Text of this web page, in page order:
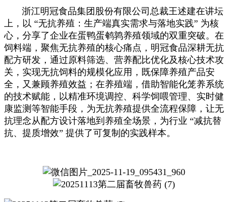
浙江明冠食品集团股份有限公司总裁王述建在讲坛
上，以 “无抗养殖：生产端真实需求与落地实践” 为核
心，分享了企业在蛋鸭蛋鹌鹑养殖领域的双重突破。在
饲料端，聚焦无抗养殖的核心痛点，明冠食品深耕无抗
配方研发，通过原料筛选、营养配比优化及核心技术攻
关，实现无抗饲料的规模化应用，既保障养殖产品安
全，又兼顾养殖效益；在养殖端，借助智能化笼养系统
的技术赋能，以精准环境调控、科学饲喂管理、实时健
康监测等智能手段，为无抗养殖提供全流程保障，让无
抗理念从配方设计落地到养殖全场景，为行业 “减抗替
抗、提质增效” 提供了可复制的实践样本。